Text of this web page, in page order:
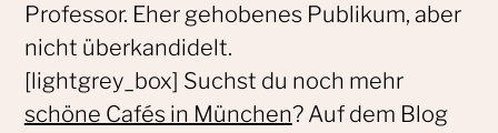
Professor. Eher gehobenes Publikum, aber
nicht überkandidelt.
[lightgrey_box] Suchst du noch mehr
schöne Cafés in München? Auf dem Blog